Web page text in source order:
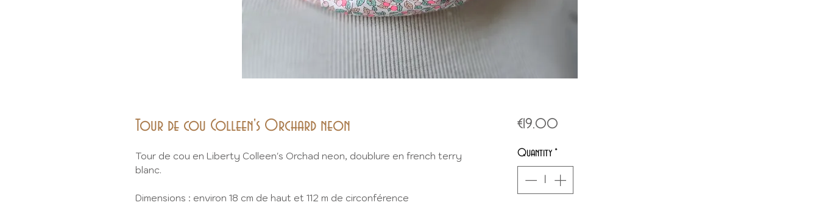
Tour de cou Colleen's Orchard neon
Tour de cou en Liberty Colleen's Orchad neon, doublure en french terry
blanc.
Dimensions : environ 18 cm de haut et 112 m de circonférence
€19.00Price
Quantity *